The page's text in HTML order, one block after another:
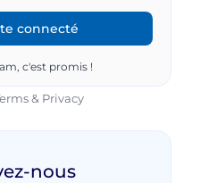
c'est promis !
& Privacy
nous